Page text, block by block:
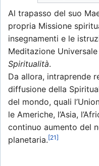
Al trapasso del suo
propria Missione
insegnamenti e le
Meditazione
Spiritualità.
Da allora, intraprende
diffusione della
del mondo, quali
le Americhe, l’Asia,
continuo aumento del
planetaria.[21]